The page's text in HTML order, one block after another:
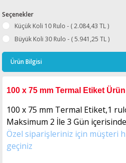
Seçenekler
Küçük Koli 10 Rulo - ( 2.084,43 TL )
Büyük Koli 30 Rulo - ( 5.941,25 TL )
Ürün Bilgisi
100 x 75 mm Termal Etiket Ürün
100 x 75 mm Termal Etiket,1
Maksimum 2 İle 3 Gün
Özel siparişleriniz için müşteri
geçiniz